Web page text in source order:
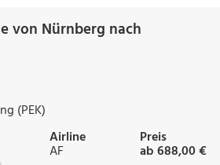
von Nürnberg nach
(PEK)
Airline
AF
Preis
ab 688,00 €